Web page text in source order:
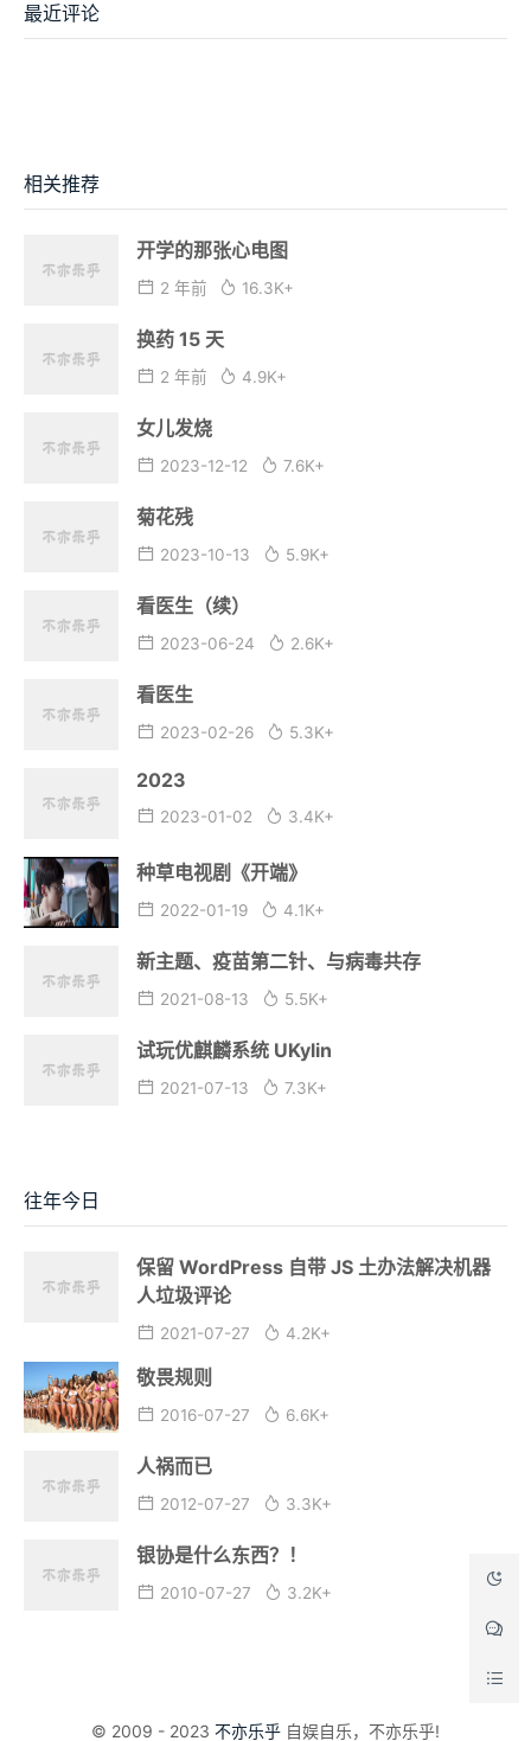
最近评论
相关推荐
开学的那张心电图
2 年前 16.3K+
换药 15 天
2 年前 4.9K+
女儿发烧
2023-12-12 7.6K+
菊花残
2023-10-13 5.9K+
看医生（续）
2023-06-24 2.6K+
看医生
2023-02-26 5.3K+
2023
2023-01-02 3.4K+
种草电视剧《开端》
2022-01-19 4.1K+
新主题、疫苗第二针、与病毒共存
2021-08-13 5.5K+
试玩优麒麟系统 UKylin
2021-07-13 7.3K+
往年今日
保留 WordPress 自带 JS 土办法解决机器
人垃圾评论
2021-07-27 4.2K+
敬畏规则
2016-07-27 6.6K+
人祸而已
2012-07-27 3.3K+
银协是什么东西？！
2010-07-27 3.2K+
© 2009 - 2023 不亦乐乎 自娱自乐，不亦乐乎!